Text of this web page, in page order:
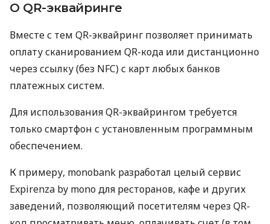
О QR-эквайринге
Вместе с тем QR-эквайринг позволяет принимать
оплату сканированием QR-кода или дистанционно
через ссылку (без NFC) с карт любых банков
платежных систем.
Для использования QR-эквайрингом требуется
только смартфон с установленным программным
обеспечением.
К примеру, monobank разработал целый сервис
Expirenza by mono для ресторанов, кафе и других
заведений, позволяющий посетителям через QR-